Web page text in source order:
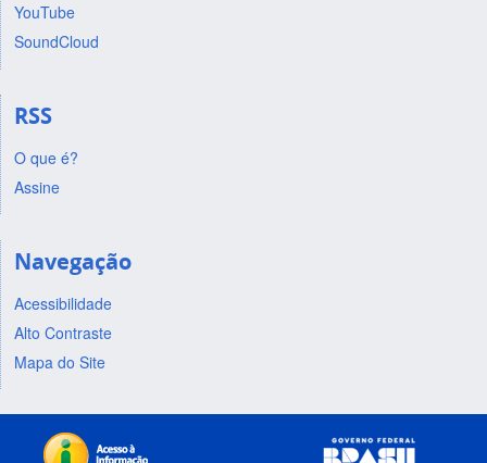
YouTube
SoundCloud
RSS
O que é?
Assine
Navegação
Acessibilidade
Alto Contraste
Mapa do Site